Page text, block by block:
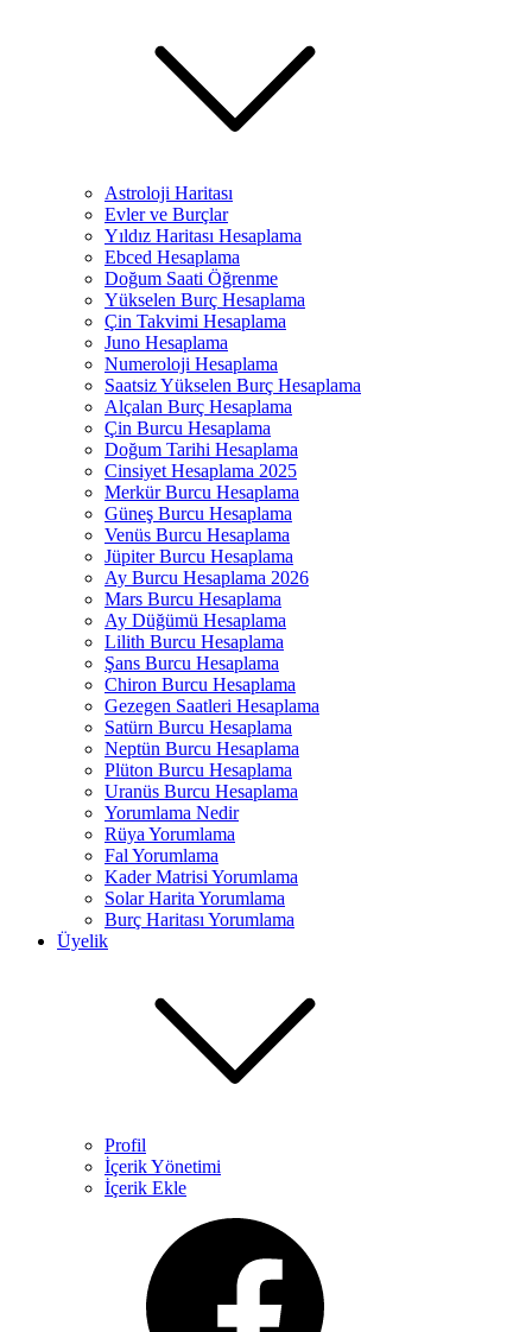
Astroloji Haritası
Evler ve Burçlar
Yıldız Haritası Hesaplama
Ebced Hesaplama
Doğum Saati Öğrenme
Yükselen Burç Hesaplama
Çin Takvimi Hesaplama
Juno Hesaplama
Numeroloji Hesaplama​
Saatsiz Yükselen Burç Hesaplama
Alçalan Burç Hesaplama
Çin Burcu Hesaplama
Doğum Tarihi Hesaplama
Cinsiyet Hesaplama 2025
Merkür Burcu Hesaplama
Güneş Burcu Hesaplama
Venüs Burcu Hesaplama
Jüpiter Burcu Hesaplama
Ay Burcu Hesaplama 2026
Mars Burcu Hesaplama
Ay Düğümü Hesaplama
Lilith Burcu Hesaplama
Şans Burcu Hesaplama
Chiron Burcu Hesaplama
Gezegen Saatleri Hesaplama
Satürn Burcu Hesaplama
Neptün Burcu Hesaplama
Plüton Burcu Hesaplama
Uranüs Burcu Hesaplama
Yorumlama Nedir
Rüya Yorumlama​
Fal Yorumlama
Kader Matrisi Yorumlama​
Solar Harita Yorumlama​
Burç Haritası Yorumlama
Üyelik
Profil
İçerik Yönetimi
İçerik Ekle